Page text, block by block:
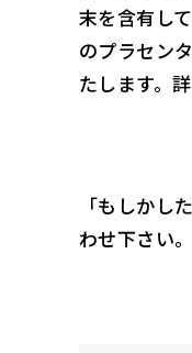
末を含有し
のプラセン
たします。
「もしか
わせ下さい。